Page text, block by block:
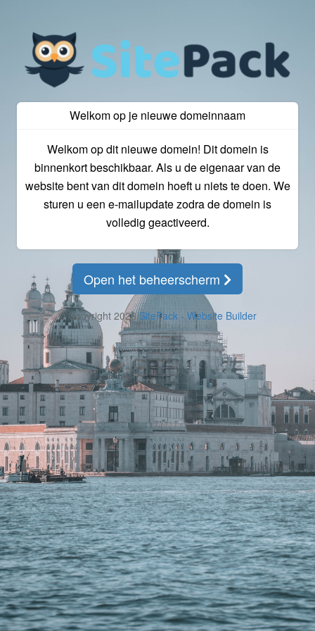
Welkom op je nieuwe domeinnaam
Welkom op dit nieuwe domein! Dit domein is
binnenkort beschikbaar. Als u de eigenaar van de
website bent van dit domein hoeft u niets te doen. We
sturen u een e-mailupdate zodra de domein is
volledig geactiveerd.
Open het beheerscherm
© Copyright 2026SitePack - Website Builder